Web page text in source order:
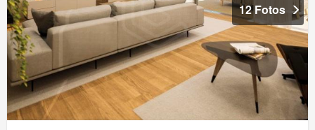
12 Fotos